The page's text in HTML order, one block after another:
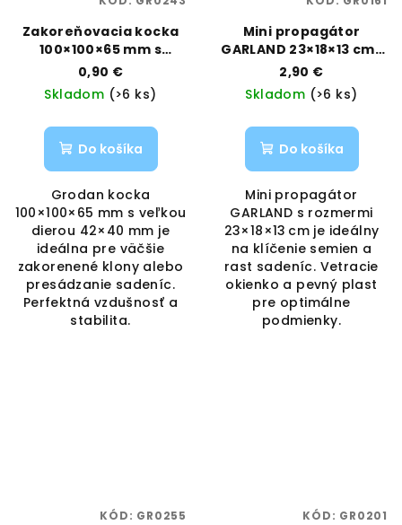
Zakoreňovacia kocka
100×100×65 mm s
veľkou dierou | Grodan
| Vaporama
0,90 €
Skladom (>6 ks)
Do košíka
Grodan kocka
100×100×65 mm s veľkou
dierou 42×40 mm je
ideálna pre väčšie
zakorenené klony alebo
presádzanie sadeníc.
Perfektná vzdušnosť a
stabilita.
Mini propagátor
GARLAND 23×18×13 cm |
Vaporama
2,90 €
Skladom (>6 ks)
Do košíka
Mini propagátor
GARLAND s rozmermi
23×18×13 cm je ideálny
na klíčenie semien a
rast sadeníc. Vetracie
okienko a pevný plast
pre optimálne
podmienky.
KÓD: GR0255 KÓD: GR0201